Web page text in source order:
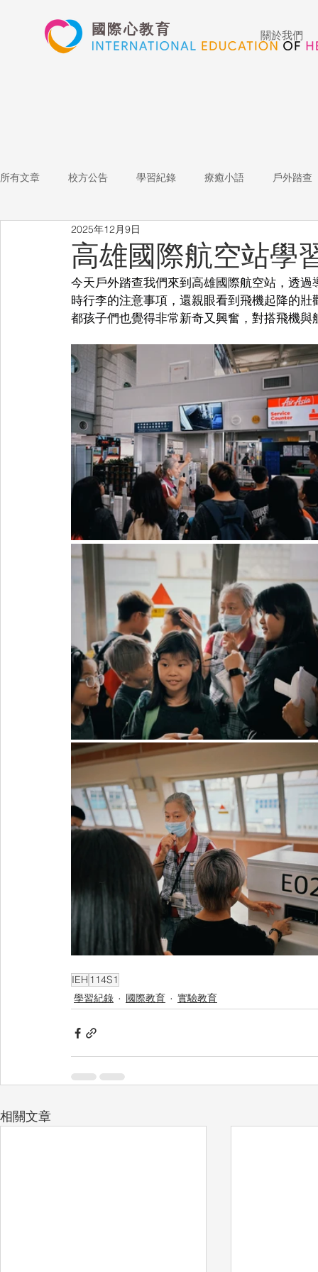
國際心教育 關於我們
所有文章 校方公告 學習紀錄 療癒小語 戶外踏查
表演藝術
心文藝競賽 國際教育 Star of the Week 教師增能
高雄國際航空站學
2025年12月9日
今天戶外踏查我們來到高雄國際航空站，透
時行李的注意事項，還親眼看到飛機起降的壯
都孩子們也覺得非常新奇又興奮，對搭飛機
IEH 114S1
學習紀錄
國際教育 實驗教育
相關文章